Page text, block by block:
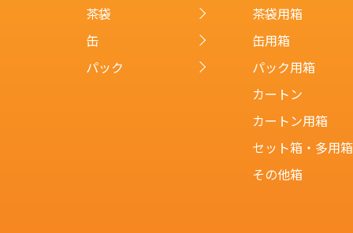
茶袋
缶
パック
茶袋用箱
缶用箱
パック用箱
カートン
カートン用箱
セット箱・多用箱
その他箱